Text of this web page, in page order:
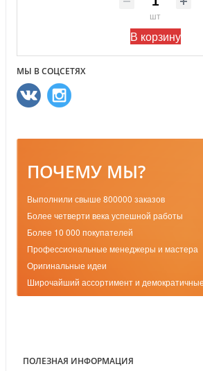
шт
В корзину
МЫ В СОЦСЕТЯХ
ПОЧЕМУ МЫ?
Выполнили свыше 800000 заказов
Более четверти века успешной работы
Более 10 000 покупателей
Профессиональные менеджеры и мастера
Оригинальные идеи
Широчайший ассортимент и
ПОЛЕЗНАЯ ИНФОРМАЦИЯ